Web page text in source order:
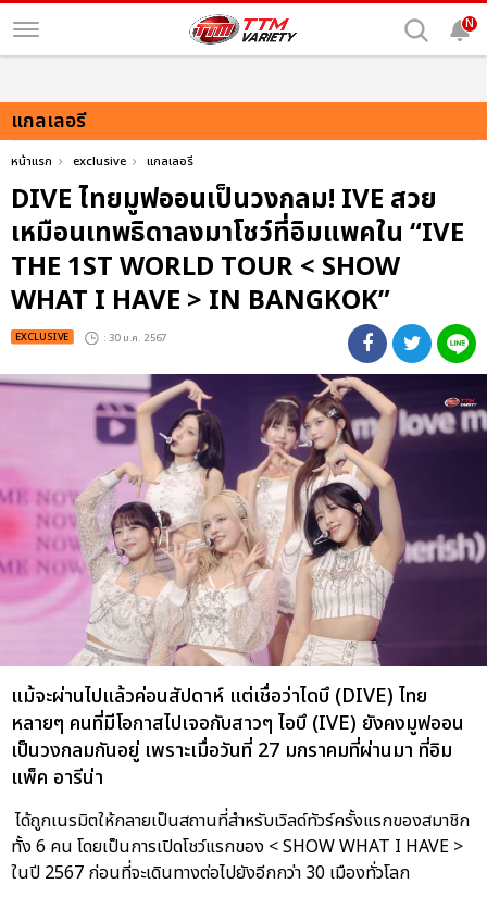
N
แกลเลอรี
หน้าแรก exclusive แกลเลอรี
DIVE ไทยมูฟออนเป็นวงกลม! IVE สวย
เหมือนเทพธิดาลงมาโชว์ที่อิมแพคใน “IVE
THE 1ST WORLD TOUR < SHOW
WHAT I HAVE > IN BANGKOK”
EXCLUSIVE : 30 ม.ค. 2567
แม้จะผ่านไปแล้วค่อนสัปดาห์ แต่เชื่อว่าไดบึ (DIVE) ไทย
หลายๆ คนที่มีโอกาสไปเจอกับสาวๆ ไอบึ (IVE) ยังคงมูฟออน
เป็นวงกลมกันอยู่ เพราะเมื่อวันที่ 27 มกราคมที่ผ่านมา ที่อิม
แพ็ค อารีน่า
ได้ถูกเนรมิตให้กลายเป็นสถานที่สำหรับเวิลด์ทัวร์ครั้งแรกของสมาชิก
ทั้ง 6 คน โดยเป็นการเปิดโชว์แรกของ < SHOW WHAT I HAVE >
ในปี 2567 ก่อนที่จะเดินทางต่อไปยังอีกกว่า 30 เมืองทั่วโลก